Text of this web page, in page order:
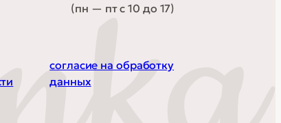
(пн — пт с 10 до 17)
согласие на обработку
данных